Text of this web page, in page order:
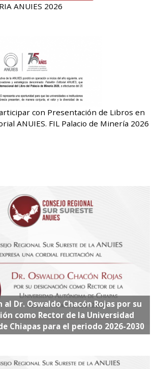
ANUIES 2026
con Presentación de Libros en
ANUIES. FIL Palacio de Minería 2026
Dr. Oswaldo Chacón Rojas por su
como Rector de la Universidad
Chiapas para el periodo 2026-2030